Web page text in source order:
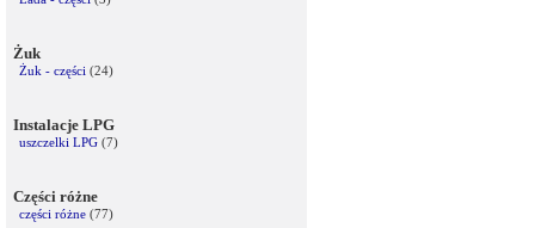
Żuk
Żuk - części (24)
Instalacje LPG
uszczelki LPG (7)
Części różne
części różne (77)